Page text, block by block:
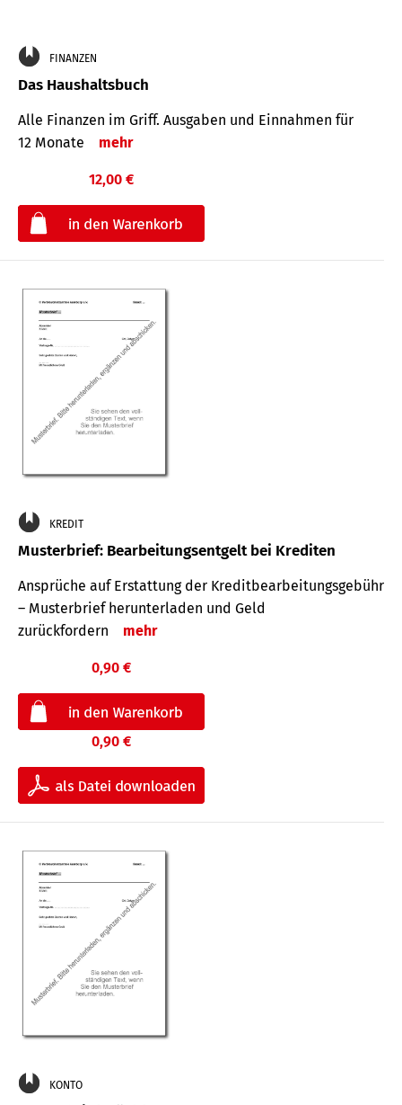
FINANZEN
Das Haushaltsbuch
Alle Finanzen im Griff. Aus­gaben und Ein­nahmen für
12 Monate
mehr
12,00 €
KREDIT
Musterbrief: Bearbeitungsentgelt bei Krediten
Ansprüche auf Erstattung der Kreditbearbeitungsgebühr
– Musterbrief herunterladen und Geld
zurückfordern
mehr
0,90 €
0,90 €
KONTO